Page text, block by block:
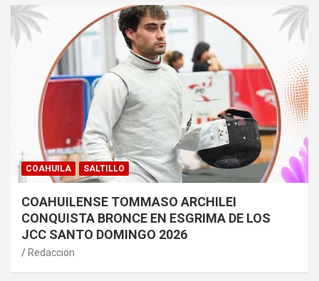
COAHUILA SALTILLO
COAHUILENSE TOMMASO ARCHILEI
CONQUISTA BRONCE EN ESGRIMA DE LOS
JCC SANTO DOMINGO 2026
Redaccion